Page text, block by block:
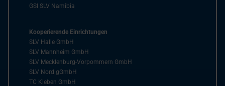
GSI SLV Namibia
Kooperierende Einrichtungen
SLV Halle GmbH
SLV Mannheim GmbH
SLV Mecklenburg-Vorpommern GmbH
SLV Nord gGmbH
TC Kleben GmbH